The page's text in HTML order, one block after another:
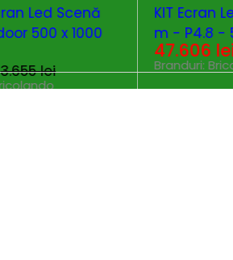
Led Scenă
500 x 1000
3.655lei
-10%
KIT Ecran
m - P4.8 -
47.606
Branduri: